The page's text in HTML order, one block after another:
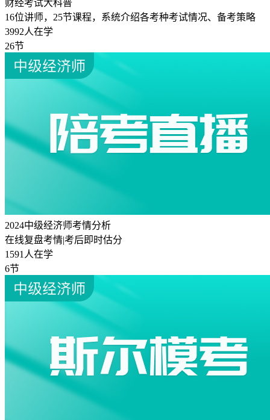
财经考试大科普
16位讲师，25节课程，系统介绍各考种考试情况、备考策略
3992人在学
26节
2024中级经济师考情分析
在线复盘考情|考后即时估分
1591人在学
6节